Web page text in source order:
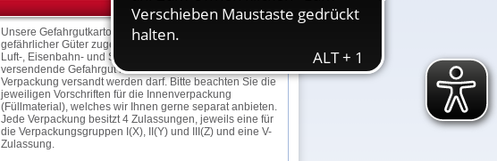
Unsere Gefahrgutkartons sind für den Versand
gefährlicher Güter zugelassen; sowohl für den See-,
Luft-, Eisenbahn- und Straßenverkehr, sofern das zu
versendende Gefahrgut in einer 4G- oder 4GV-
Verpackung versandt werden darf. Bitte beachten Sie die
jeweiligen Vorschriften für die Innenverpackung
(Füllmaterial), welches wir Ihnen gerne separat anbieten.
Jede Verpackung besitzt 4 Zulassungen, jeweils eine für
die Verpackungsgruppen I(X), II(Y) und III(Z) und eine V-
Zulassung.